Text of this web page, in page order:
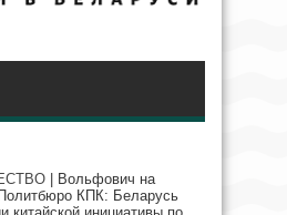
Вольфович на
КПК: Беларусь